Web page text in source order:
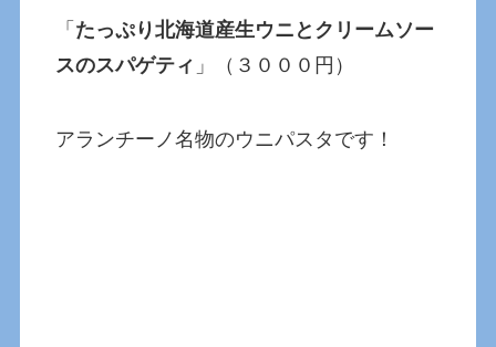
「 たっぷり北海道産生ウニとクリームソー
スのスパゲティ 」（３０００円）
アランチーノ名物のウニパスタです！